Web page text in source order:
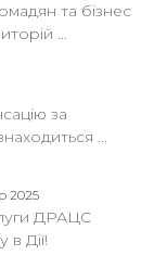
та бізнес
...
за
...
2025
ДРАЦС
в Дії!